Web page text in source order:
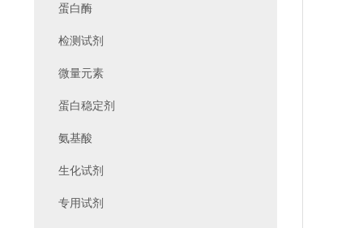
蛋白酶
检测试剂
微量元素
蛋白稳定剂
氨基酸
生化试剂
专用试剂